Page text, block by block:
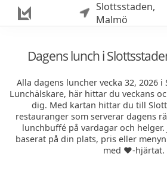
Slottsstaden,
Malmö
Dagens lunch i
Alla dagens luncher vecka 32, 2026
Lunchälskare, här hittar du veckans
dig. Med kartan hittar du till
restauranger som serverar dagens
lunchbuffé på vardagar och
baserat på din plats, pris eller
med ❤️-hjärtat.